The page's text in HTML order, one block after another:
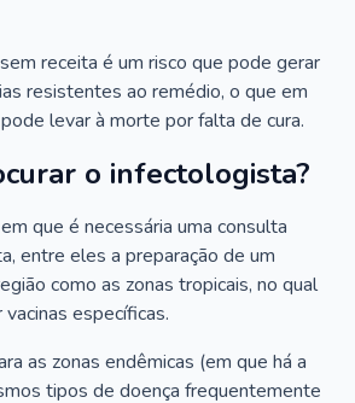
receita é um risco que pode gerar
resistentes ao remédio, o que em
levar à morte por falta de cura.
o infectologista?
que é necessária uma consulta
entre eles a preparação de um
como as zonas tropicais, no qual
específicas.
as zonas endêmicas (em que há a
tipos de doença frequentemente